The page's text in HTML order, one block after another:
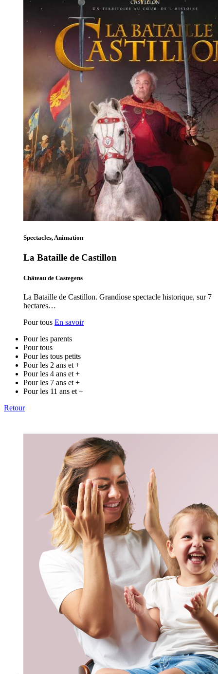
Spectacles, Animation
La Bataille de Castillon
Château de Castegens
La Bataille de Castillon. Grandiose spectacle historique, sur 7
hectares…
Pour tous En savoir
Pour les parents
Pour tous
Pour les tous petits
Pour les 2 ans et +
Pour les 4 ans et +
Pour les 7 ans et +
Pour les 11 ans et +
Retour